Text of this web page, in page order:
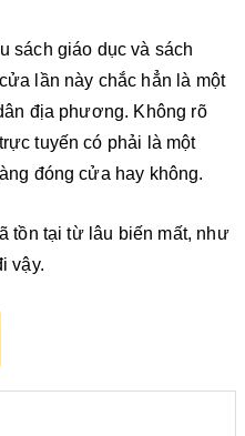
sách giáo dục và sách
lần này chắc hẳn là một
địa phương. Không rõ
tuyến có phải là một
đóng cửa hay không.
tồn tại từ lâu biến mất, như
vậy.